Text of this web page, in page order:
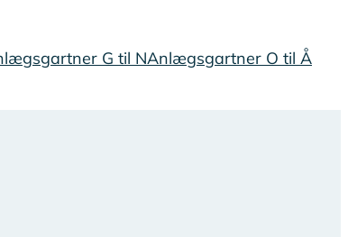
G til NAnlægsgartner O til Å